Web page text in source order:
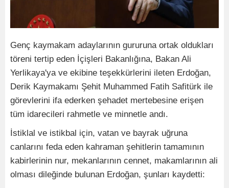
Genç kaymakam adaylarının gururuna ortak oldukları
töreni tertip eden İçişleri Bakanlığına, Bakan Ali
Yerlikaya'ya ve ekibine teşekkürlerini ileten Erdoğan,
Derik Kaymakamı Şehit Muhammed Fatih Safitürk ile
görevlerini ifa ederken şehadet mertebesine erişen
tüm idarecileri rahmetle ve minnetle andı.
İstiklal ve istikbal için, vatan ve bayrak uğruna
canlarını feda eden kahraman şehitlerin tamamının
kabirlerinin nur, mekanlarının cennet, makamlarının ali
olması dileğinde bulunan Erdoğan, şunları kaydetti: